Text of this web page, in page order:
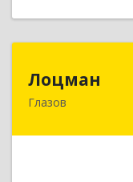
Лоцман
Глазов
427620,